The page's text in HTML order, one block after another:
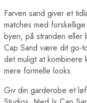
Farven sand giver et
matches med
byen, på stranden eller
Cap Sand være dit go-
det muligt at kombinere
mere formelle looks.
Giv din garderobe et